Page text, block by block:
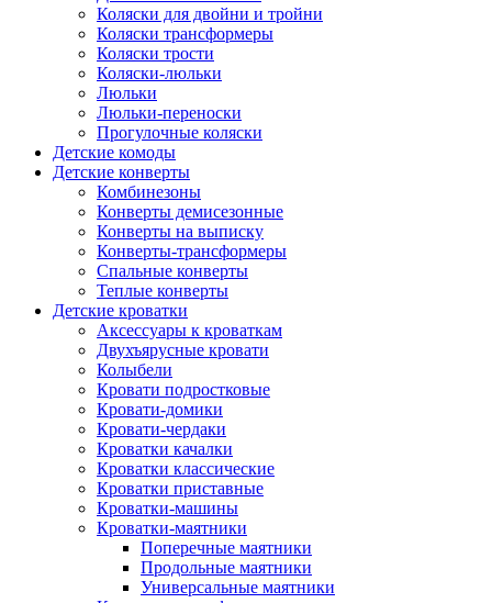
Коляски для двойни и тройни
Коляски трансформеры
Коляски трости
Коляски-люльки
Люльки
Люльки-переноски
Прогулочные коляски
Детские комоды
Детские конверты
Комбинезоны
Конверты демисезонные
Конверты на выписку
Конверты-трансформеры
Спальные конверты
Теплые конверты
Детские кроватки
Аксессуары к кроваткам
Двухъярусные кровати
Колыбели
Кровати подростковые
Кровати-домики
Кровати-чердаки
Кроватки качалки
Кроватки классические
Кроватки приставные
Кроватки-машины
Кроватки-маятники
Поперечные маятники
Продольные маятники
Универсальные маятники